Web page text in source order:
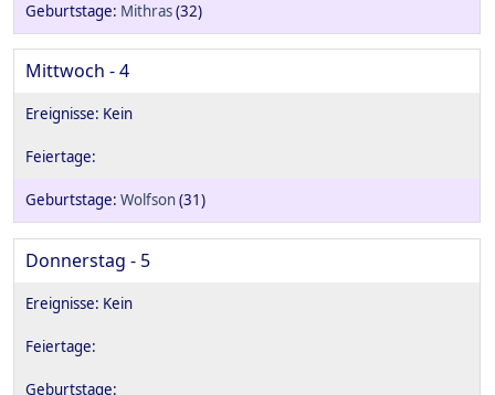
Mithras(32)
Mittwoch - 4
Wolfson(31)
Donnerstag - 5